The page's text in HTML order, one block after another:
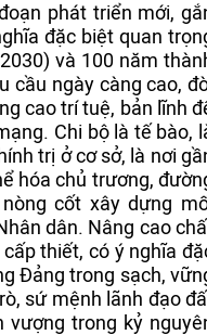
phát triển mới,
đặc biệt quan
và 100 năm
cầu ngày càng cao,
cao trí tuệ, bản lĩnh
Chi bộ là tế bào,
trị ở cơ sở, là nơi
hóa chủ trương,
cốt xây dựng
dân. Nâng cao
thiết, có ý nghĩa
Đảng trong sạch,
sứ mệnh lãnh đạo
vượng trong kỷ